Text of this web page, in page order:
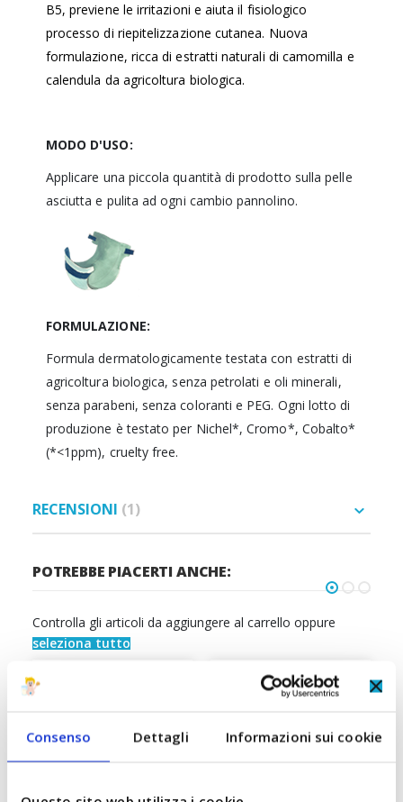
Consenso Dettagli Informazioni sui cookie
B5, previene le irritazioni e aiuta il fisiologico
processo di riepitelizzazione cutanea. Nuova
formulazione, ricca di estratti naturali di camomilla e
calendula da agricoltura biologica.
MODO D'USO:
Applicare una piccola quantità di prodotto sulla pelle
asciutta e pulita ad ogni cambio pannolino.
FORMULAZIONE:
Formula dermatologicamente testata con estratti di
agricoltura biologica, senza petrolati e oli minerali,
senza parabeni, senza coloranti e PEG. Ogni lotto di
produzione è testato per Nichel*, Cromo*, Cobalto*
(*<1ppm), cruelty free.
RECENSIONI 1
POTREBBE PIACERTI ANCHE:
Controlla gli articoli da aggiungere al carrello oppure
seleziona tutto